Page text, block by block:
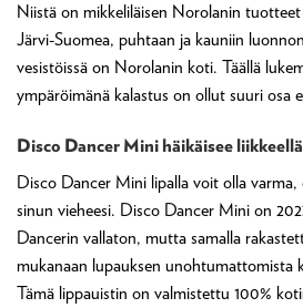
Niistä on mikkeliläisen Norolanin
Järvi-Suomea, puhtaan ja kauniin
vesistöissä on Norolanin koti. Täällä
ympäröimänä kalastus on ollut suuri osa
Disco Dancer Mini häikäisee
Disco Dancer Mini lipalla voit olla
sinun vieheesi. Disco Dancer Mini on
Dancerin vallaton, mutta samalla
mukanaan lupauksen unohtumattomista
Tämä lippauistin on valmistettu 100%